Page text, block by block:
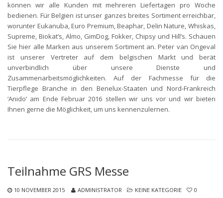
können wir alle Kunden mit mehreren Liefertagen pro Woche
bedienen. Für Belgien ist unser ganzes breites Sortiment erreichbar,
worunter Eukanuba, Euro Premium, Beaphar, Delin Nature, Whiskas,
Supreme, Biokat’s, Almo, GimDog, Fokker, Chipsy und Hill’s. Schauen
Sie hier alle Marken aus unserem Sortiment an. Peter van Ongeval
ist unserer Vertreter auf dem belgischen Markt und berät
unverbindlich über unsere Dienste und
Zusammenarbeitsmöglichkeiten. Auf der Fachmesse für die
Tierpflege Branche in den Benelux-Staaten und Nord-Frankreich
‘Anido’ am Ende Februar 2016 stellen wir uns vor und wir bieten
Ihnen gerne die Möglichkeit, um uns kennenzulernen.
Teilnahme GRS Messe
10 NOVEMBER 2015 ADMINISTRATOR KEINE KATEGORIE 0